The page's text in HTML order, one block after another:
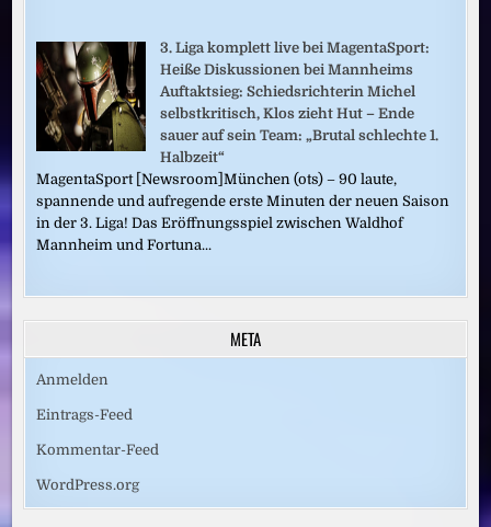
3. Liga komplett live bei MagentaSport:
Heiße Diskussionen bei Mannheims
Auftaktsieg: Schiedsrichterin Michel
selbstkritisch, Klos zieht Hut – Ende
sauer auf sein Team: „Brutal schlechte 1.
Halbzeit“
MagentaSport [Newsroom]München (ots) – 90 laute,
spannende und aufregende erste Minuten der neuen Saison
in der 3. Liga! Das Eröffnungsspiel zwischen Waldhof
Mannheim und Fortuna...
META
Anmelden
Eintrags-Feed
Kommentar-Feed
WordPress.org